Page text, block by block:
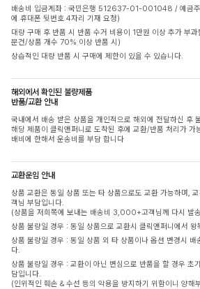
배송비 입금계좌 : 국민은행 512637-01-001048 / 예금주
에 휴대폰 뒷번호 4자리 기재 요청)
대량 구매 후 반품 시 반품 수거 비용이 1만원 이상 추가 부
문건/상품 개수 70% 이상 반품 시)
상습적인 대량 반품 시 구매에 제한이 있을 수 있습니다.
해외에서 확인된 불량제품
반품/교환 안내
국내에서 배송 받은 상품을 개인적으로 해외에 전달하신 후
해당 제품이 클릭앤퍼니로 도착된 후에 교환/반품 처리가 가
배비에 한해서 운송비를 부담 합니다
교환운임 안내
상품 교환은 동일 상품 또는 타 상품으로도 교환 가능하며,
객님 부담입니다.
(상품을 저희쪽에 보내는 배송비 3,000+고객님께 다시 발
상품 불량일 경우 : 동일 상품으로 교환시 클릭앤퍼니에서 왕
상품 불량일 경우 : 동일 상품 외 타 상품이나 옵션 변경시
다.
상품 불량일 경우 : 교환이 아닌 변심으로 반품을 할 경우
담입니다.
(인위적인 훼손 & 수선 등의 악용을 방지하기 위함이니 양해